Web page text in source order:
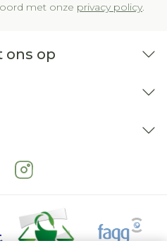
met onze privacy policy.
ons op